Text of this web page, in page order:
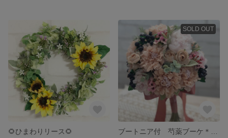
🌻ひまわりリース🌻
SOLD OUT